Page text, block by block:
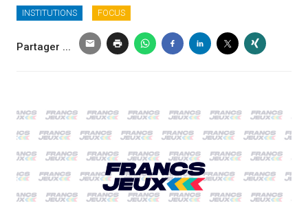
INSTITUTIONS FOCUS
Partager ...